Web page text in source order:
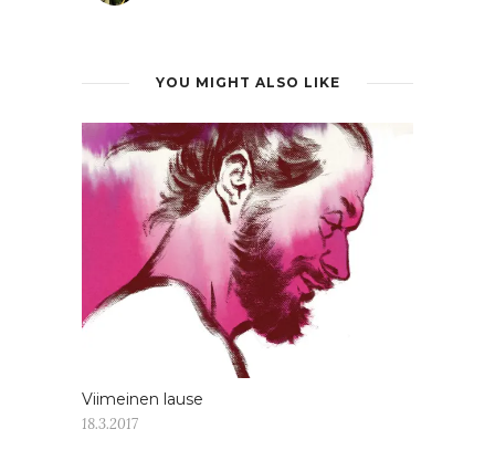
YOU MIGHT ALSO LIKE
Viimeinen lause
18.3.2017